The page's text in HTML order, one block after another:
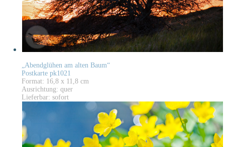
„Abendglühen am alten Baum“
Postkarte pk1021
Format: 16,8 x 11,8 cm
Ausrichtung: quer
Lieferbar: sofort